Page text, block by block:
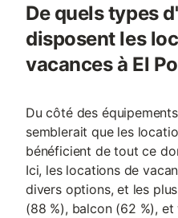
De quels types
disposent les
vacances à El
Du côté des
semblerait que les
bénéficient de tout ce
Ici, les locations de
divers options, et les
(88 %), balcon (62 %),